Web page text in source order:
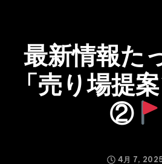
最新情報た
「売り場提
②
4月 7,